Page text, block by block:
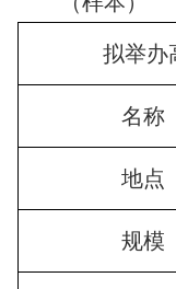
拟举办
名称
地点
规模